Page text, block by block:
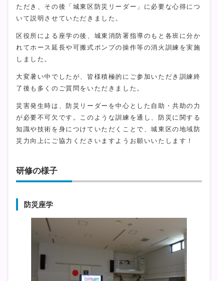
ただき、その後「城東区防災リーダー」に必要な心得につ
いて説明させていただきました。
区役所による座学の後、城東消防署指導のもと各班に分か
れてホース延長や可搬式ポンプの操作等の消火訓練を実施
しました。
大変暑い中でしたが、皆様積極的にご参加いただき訓練終
了後も多くのご質問をいただきました。
災害発生時は、防災リーダーを中心とした自助・共助の力
が必要不可欠です。このような訓練を通し、防災に関する
知識や技術を身につけていただくことで、城東区の地域防
災力向上にご協力くださいますようお願いいたします！
研修の様子
防災座学